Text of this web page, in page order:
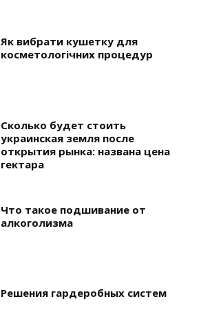
Як вибрати кушетку для
косметологічних процедур
Сколько будет стоить
украинская земля после
открытия рынка: названа цена
гектара
Что такое подшивание от
алкоголизма
Решения гардеробных систем